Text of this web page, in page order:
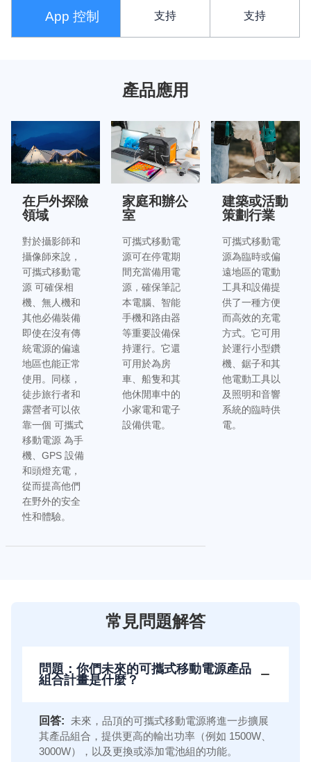
App 控制 支持 支持
產品應用
在戶外探險
領域
對於攝影師和
攝像師來說，
可攜式移動電
源 可確保相
機、無人機和
其他必備裝備
即使在沒有傳
統電源的偏遠
地區也能正常
使用。同樣，
徒步旅行者和
露營者可以依
靠一個 可攜式
移動電源 為手
機、GPS 設備
和頭燈充電，
從而提高他們
在野外的安全
性和體驗。
家庭和辦公
室
可攜式移動電
源可在停電期
間充當備用電
源，確保筆記
本電腦、智能
手機和路由器
等重要設備保
持運行。它還
可用於為房
車、船隻和其
他休閒車中的
小家電和電子
設備供電。
建築或活動
策劃行業
可攜式移動電
源為臨時或偏
遠地區的電動
工具和設備提
供了一種方便
而高效的充電
方式。它可用
於運行小型鑽
機、鋸子和其
他電動工具以
及照明和音響
系統的臨時供
電。
常見問題解答
問題：你們未來的可攜式移動電源產品
組合計畫是什麼？
回答:
未來，品頂的可攜式移動電源將進一步擴展
其產品組合，提供更高的輸出功率（例如 1500W、
3000W），以及更換或添加電池組的功能。